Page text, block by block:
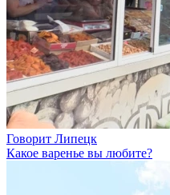
Говорит Липецк
Какое варенье вы любите?